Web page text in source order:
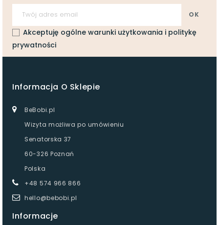
Akceptuję ogólne warunki użytkowania i politykę
prywatności
Informacja O Sklepie
BeBobi.pl
Wizyta możliwa po umówieniu
Senatorska 37
60-326 Poznań
Polska
+48 574 966 866
hello@bebobi.pl
Informacje